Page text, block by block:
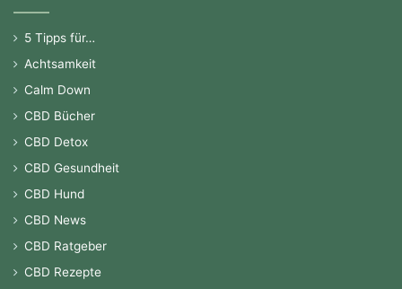
5 Tipps für…
Achtsamkeit
Calm Down
CBD Bücher
CBD Detox
CBD Gesundheit
CBD Hund
CBD News
CBD Ratgeber
CBD Rezepte